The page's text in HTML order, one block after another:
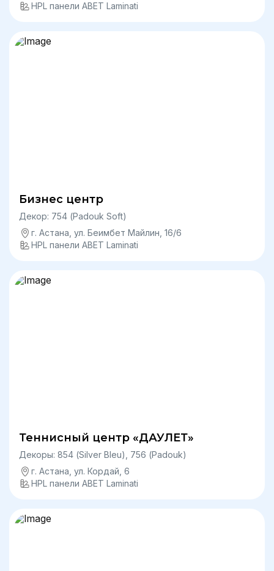
HPL панели ABET Laminati
Бизнес центр
Декор: 754 (Padouk Soft)
г. Астана, ул. Беимбет Майлин, 16/6
HPL панели ABET Laminati
Теннисный центр «ДАУЛЕТ»
Декоры: 854 (Silver Bleu), 756 (Padouk)
г. Астана, ул. Кордай, 6
HPL панели ABET Laminati